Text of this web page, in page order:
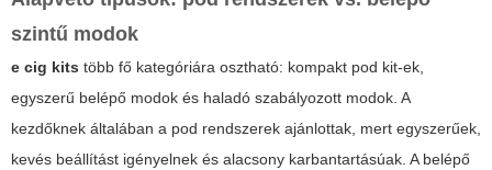
szintű modok
e cig kits több fő kategóriára osztható: kompakt pod kit-ek,
egyszerű belépő modok és haladó szabályozott modok. A
kezdőknek általában a pod rendszerek ajánlottak, mert egyszerűek,
kevés beállítást igényelnek és alacsony karbantartásúak. A belépő